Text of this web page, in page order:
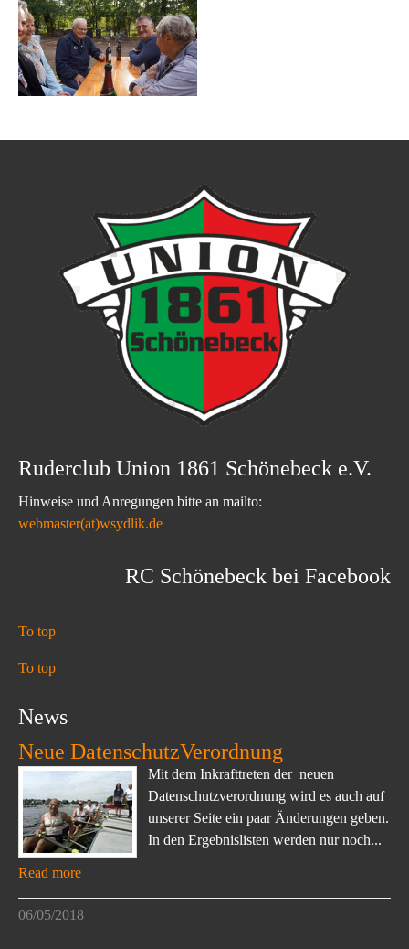
Ruderclub Union 1861 Schönebeck e.V.
Hinweise und Anregungen bitte an mailto:
webmaster(at)wsydlik.de
RC Schönebeck bei Facebook
To top
To top
News
Neue DatenschutzVerordnung
Mit dem Inkrafttreten der neuen
Datenschutzverordnung wird es auch auf
unserer Seite ein paar Änderungen geben.
In den Ergebnislisten werden nur noch...
Read more
06/05/2018